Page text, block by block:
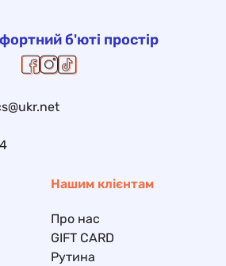
б'юті простір
Нашим клієнтам
Про нас
GIFT CARD
Рутина